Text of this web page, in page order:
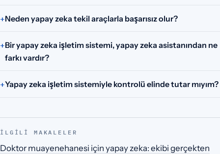
Neden yapay zeka tekil araçlarla başarısız olur?
Bir yapay zeka işletim sistemi, yapay zeka asistanından ne
farkı vardır?
Yapay zeka işletim sistemiyle kontrolü elinde tutar mıyım?
İLGILI MAKALELER
Doktor muayenehanesi için yapay zeka: ekibi gerçekten